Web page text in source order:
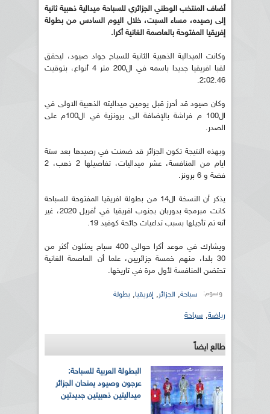
أضاف المنتخب الوطني الجزائري للسباحة ميدالية ذهبية ثانية
إلى رصيده، مساء السبت، خلال اليوم السادس من بطولة
إفريقيا المفتوحة بالعاصمة الغانية أكرا.
وكانت الميدالية الذهبية الثانية للسباح جواد صيود، ليحقق
لقبا افريقيا جديدا باسمه في ال200 متر 4 أنواع، بتوقيت
2:02.46.
وكان صيود قد أحرز قبل يومين ميداليته الذهبية الاولى في
ال100 م فراشة بالإضافة الى برونزية في ال100م على
الصدر.
وبهذه النتيجة تكون الجزائر قد ضمنت في رصيدها بعد ستة
ايام من المنافسة، عشر ميداليات، تفاصيلها 2 ذهب، 2
فضة و 6 برونز.
يذكر أن النسخة ال14 من بطولة افريقيا المفتوحة للسباحة
كانت مبرمجة بدوربان بجنوب افريقيا في أفريل 2020، غير
أنه تم تأجيلها بسبب تداعيات جائحة كوفيد 19.
ويشارك في موعد أكرا حوالي 400 سباح يمثلون أكثر من
30 بلدا، منهم خمسة جزائريين، علما أن العاصمة الغانية
تحتضن المنافسة لأول مرة في تاريخها.
وسوم: سباحة, الجزائر, إفريقيا, بطولة
رياضة, سباحة
طالع ايضاً
البطولة العربية للسباحة:
عرجون وصيود يمنحان الجزائر
ميداليتين ذهبيتين جديدتين